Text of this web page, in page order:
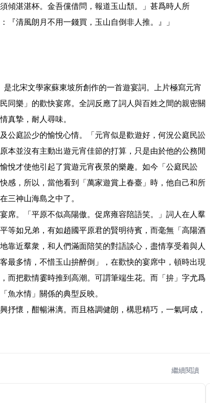
傾湛湛杯。金吾儻借問，報道玉山頹。」甚爲時人所
『清風朗月不用一錢買，玉山自倒非人推。』」
同樂」的歡快宴席。全詞反應了詞人與百姓之間的親密關
真摯，耐人尋味。
公庭訟少的愉悅心情。「元宵似是歡遊好，何況公庭民訟
本並沒有主動出遊元宵佳節的打算，只是由於他的公務閒
悅才使他引起了賞遊元宵夜景的樂趣。如今「公庭民訟
感，所以，當他看到「萬家遊賞上春臺」時，他自己和所
三神山海島之中了。
席。「平原不似高陽傲。促席雍容陪語笑。」詞人在人羣
等如兄弟，有如趙國平原君的賢明待賓，而毫無「高陽酒
靠近羣衆，和人們滿面陪笑的對語談心，盡情享受着與人
最多情，不惜玉山拚醉倒」，在歡快的宴席中，頓時出現
而把歡情霎時推到高潮。可謂筆端生花。而「拚」字尤爲
魚水情」關係的典型反映。
抒懷，酣暢淋漓。而且格調健朗，構思精巧，一氣呵成，
繼續閱讀